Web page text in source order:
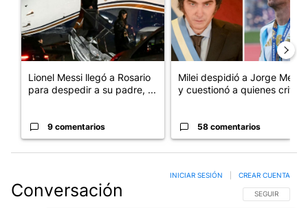
Lionel Messi llegó a Rosario
para despedir a su padre, ...
9 comentarios
Milei despidió a Jorge Messi
y cuestionó a quienes crit...
58 comentarios
Conversación SIGA ESTA
SEGUIR
INICIAR SESIÓN CREAR CUENTA